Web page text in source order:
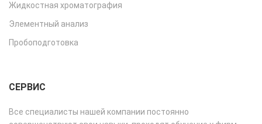
Жидкостная хроматография
Элементный анализ
Пробоподготовка
СЕРВИС
Все специалисты нашей компании постоянно